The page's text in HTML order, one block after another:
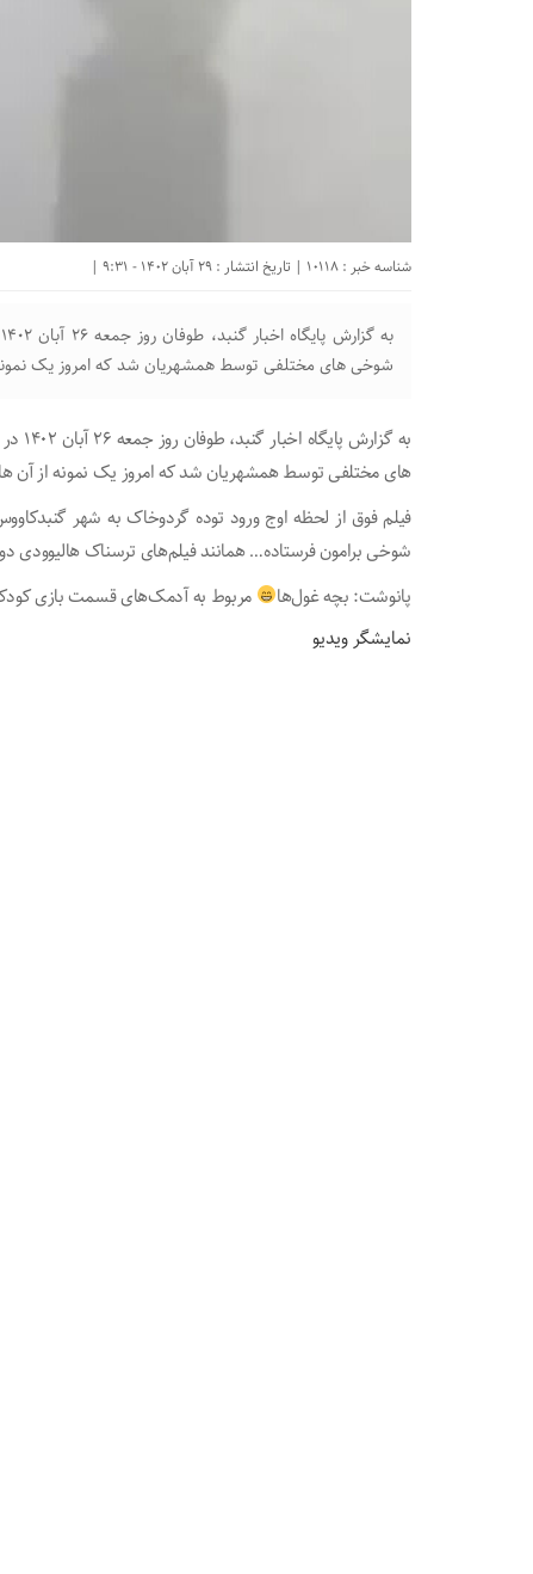
شناسه خبر : 10118 | تاریخ انتشار : 29 آبان 1402 - 9:31 |
شوخی های مختلفی توسط همشهریان شد که امروز یک نمونه
به
های مختلفی توسط همشهریان شد که امروز یک نمونه از آن‌ ‌ها
فیلم فوق از لحظه اوج ورود توده گردوخاک به شهر
شوخی برامون فرستاده… همانند فیلم‌های ترسناک هالیوودی
پانوشت: بچه غول‌ها
مربوط به آدمک‌های قسمت بازی
نمایشگر ویدیو